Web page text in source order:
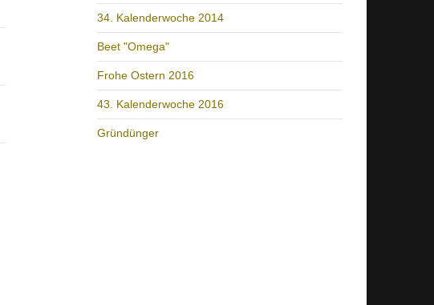
34. Kalenderwoche 2014
Beet "Omega"
Frohe Ostern 2016
43. Kalenderwoche 2016
Gründünger